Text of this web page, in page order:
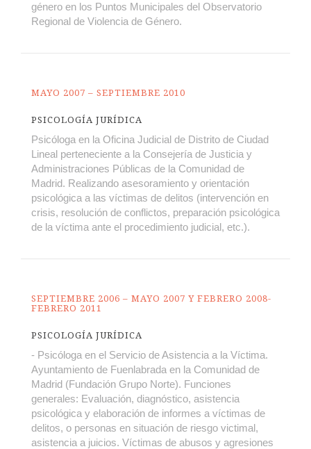
género en los Puntos Municipales del Observatorio
Regional de Violencia de Género.
MAYO 2007 – SEPTIEMBRE 2010
PSICOLOGÍA JURÍDICA
Psicóloga en la Oficina Judicial de Distrito de Ciudad
Lineal perteneciente a la Consejería de Justicia y
Administraciones Públicas de la Comunidad de
Madrid. Realizando asesoramiento y orientación
psicológica a las víctimas de delitos (intervención en
crisis, resolución de conflictos, preparación psicológica
de la víctima ante el procedimiento judicial, etc.).
SEPTIEMBRE 2006 – MAYO 2007 Y FEBRERO 2008-
FEBRERO 2011
PSICOLOGÍA JURÍDICA
- Psicóloga en el Servicio de Asistencia a la Víctima.
Ayuntamiento de Fuenlabrada en la Comunidad de
Madrid (Fundación Grupo Norte). Funciones
generales: Evaluación, diagnóstico, asistencia
psicológica y elaboración de informes a víctimas de
delitos, o personas en situación de riesgo victimal,
asistencia a juicios. Víctimas de abusos y agresiones